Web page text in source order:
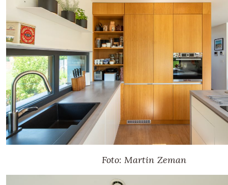
Foto: Martin Zeman